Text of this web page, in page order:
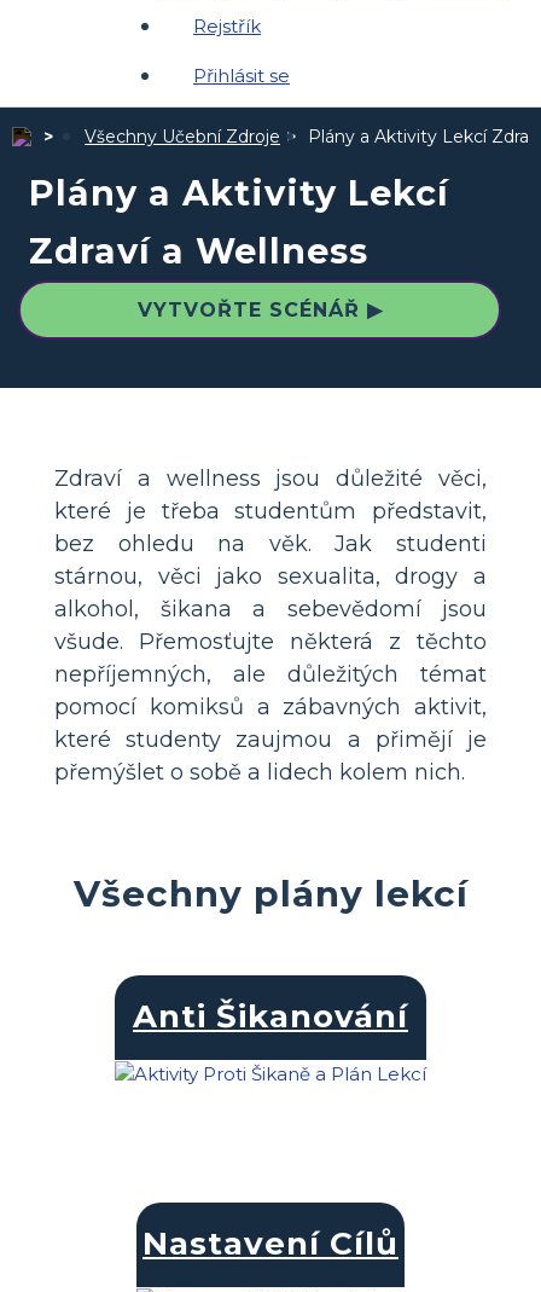
Rejstřík
Přihlásit se
Všechny Učební Zdroje Plány a Aktivity Lekcí
Plány a Aktivity Lekcí
Zdraví a Wellness
VYTVOŘTE SCÉNÁŘ ▶
Zdraví a wellness jsou důležité věci,
které je třeba studentům představit,
bez ohledu na věk. Jak studenti
stárnou, věci jako sexualita, drogy a
alkohol, šikana a sebevědomí jsou
všude. Přemosťujte některá z těchto
nepříjemných, ale důležitých témat
pomocí komiksů a zábavných aktivit,
které studenty zaujmou a přimějí je
přemýšlet o sobě a lidech kolem nich.
Všechny plány lekcí
Anti Šikanování
Nastavení Cílů